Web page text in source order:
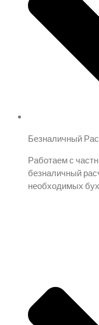
Безналичный
Работаем с
безналичный
необходимых